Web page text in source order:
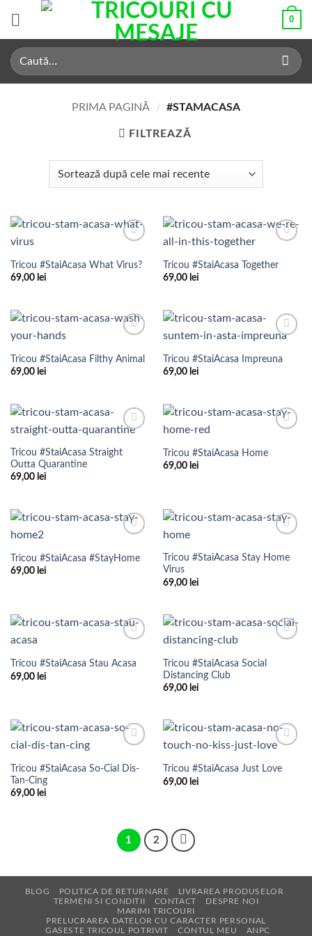
content
0
Caută
după:
PRIMA PAGINĂ / #STAMACASA
FILTREAZĂ
Wishlist
Tricou #StaiAcasa What Virus?
69,00 lei
Wishlist
Tricou #StaiAcasa Together
69,00 lei
Wishlist
Tricou #StaiAcasa Filthy Animal
69,00 lei
Tricou #StaiAcasa Impreuna
69,00 lei
Wishlist
Tricou #StaiAcasa Straight
Outta Quarantine
69,00 lei
Tricou #StaiAcasa Home
69,00 lei
Wishlist
Tricou #StaiAcasa #StayHome
69,00 lei
Wishlist
Tricou #StaiAcasa Stay Home
Virus
69,00 lei
Wishlist
Tricou #StaiAcasa Stau Acasa
69,00 lei
Wishlist
Tricou #StaiAcasa Social
Distancing Club
69,00 lei
Wishlist
Tricou #StaiAcasa So-Cial Dis-
Tan-Cing
69,00 lei
Tricou #StaiAcasa Just Love
69,00 lei
1 2
BLOG POLITICA DE RETURNARE
LIVRAREA PRODUSELOR
TERMENI SI CONDITII
CONTACT
DESPRE NOI
MARIMI TRICOURI
PRELUCRAREA DATELOR CU CARACTER PERSONAL
GASESTE TRICOUL POTRIVIT
CONTUL MEU ANPC